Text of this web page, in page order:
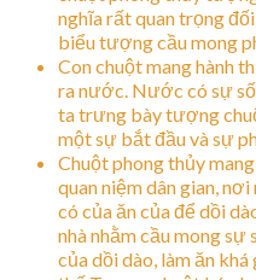
nghĩa rất quan trọng
biểu tượng cầu mong
Con chuột mang hành
ra nước. Nước có sự
ta trưng bày tượng
một sự bắt đầu và sự
Chuột phong thủy
quan niệm dân gian,
có của ăn của để dồi
nhà nhằm cầu mong
của dồi dào, làm ăn